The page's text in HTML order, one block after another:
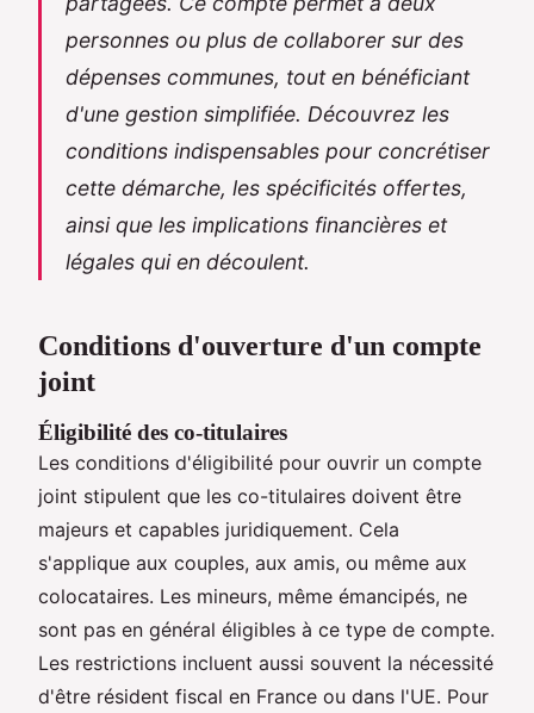
personnes ou plus de collaborer sur des
dépenses communes, tout en bénéficiant
d'une gestion simplifiée. Découvrez les
conditions indispensables pour concrétiser
cette démarche, les spécificités offertes,
ainsi que les implications financières et
légales qui en découlent.
Conditions d'ouverture d'un compte
joint
Éligibilité des co-titulaires
Les conditions d'éligibilité pour ouvrir un compte
joint stipulent que les co-titulaires doivent être
majeurs et capables juridiquement. Cela
s'applique aux couples, aux amis, ou même aux
colocataires. Les mineurs, même émancipés, ne
sont pas en général éligibles à ce type de compte.
Les restrictions incluent aussi souvent la nécessité
d'être résident fiscal en France ou dans l'UE. Pour